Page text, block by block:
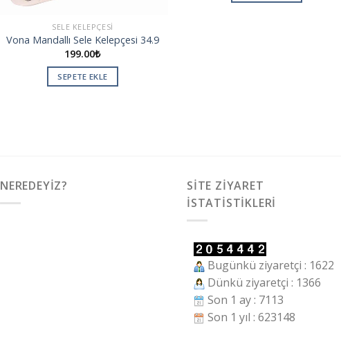
SELE KELEPÇESI
Vona Mandallı Sele Kelepçesi 34.9
199.00₺
SEPETE EKLE
NEREDEYIZ?
SITE ZIYARET
İSTATISTIKLERI
Bugünkü ziyaretçi : 1622
Dünkü ziyaretçi : 1366
Son 1 ay : 7113
Son 1 yıl : 623148